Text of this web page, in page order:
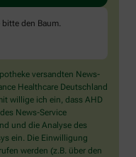
bitte den Baum.
versandten News-
Healthcare Deutschland
willige ich ein, dass AHD
News-Service
und die Analyse des
ein. Die Einwilligung
werden (z.B. über den